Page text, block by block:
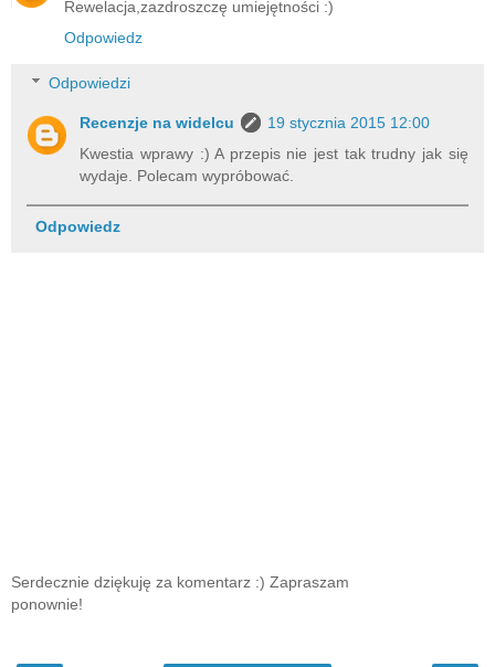
Rewelacja,zazdroszczę umiejętności :)
Odpowiedz
Odpowiedzi
Recenzje na widelcu
19 stycznia 2015 12:00
Kwestia wprawy :) A przepis nie jest tak trudny jak się
wydaje. Polecam wypróbować.
Odpowiedz
Serdecznie dziękuję za komentarz :) Zapraszam
ponownie!